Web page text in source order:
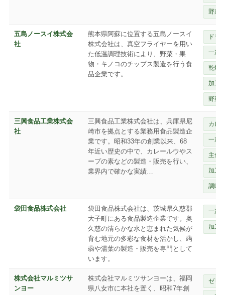
野菜
五島ノースイ株式会
社
熊本県阿蘇に位置する五島ノースイ
株式会社は、真空フライヤーを用い
た低温調理技術により、野菜・果
物・キノコのチップス製造を行う食
品企業です。
ドラ
一次
乾燥
加工
野菜
三興食品工業株式会
社
三興食品工業株式会社は、兵庫県尼
崎市を拠点とする業務用食品製造企
業です。昭和33年の創業以来、68
年近い歴史の中で、カレールウやス
ープの素などの製造・販売を行い、
業界内で確かな実績…
カレ
一次
主食
加工
調味
袋田食品株式会社
袋田食品株式会社は、茨城県久慈郡
大子町にある食品製造企業です。奥
久慈の清らかな水と恵まれた気候が
育む地元の多彩な食材を活かし、蒟
蒻や湯葉の製造・販売を専門として
います。
一次
加工
株式会社マルミツサ
ンヨー
株式会社マルミツサンヨーは、福岡
県八女市に本社を置く、昭和7年創
ゼリ